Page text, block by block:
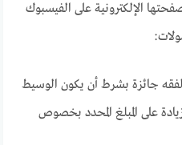
الإلكترونية على الفيسبوك
جائزة بشرط أن يكون الوسيط
على المبلغ المحدد بخصوص